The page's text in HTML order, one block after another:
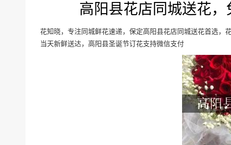
河北省保定市高阳县视康眼镜店 19朵极品红玫
高阳县高任路三利东门南行1000米左边蚊香厂
现代城二期20号楼210房间 精选11朵红玫瑰，
河北省保定市高阳县兴阳路223号湖北小吃饭
高阳县宏润大街 康恩酒店 21朵顶级红玫瑰，2
高阳县高阳公园小区南门艺人美厂 精选11朵
高阳县花店同城送花
花知晓，专注同城鲜花速递，保定高阳县花店同城送花首选，
当天新鲜送达，高阳县圣诞节订花支持微信支付